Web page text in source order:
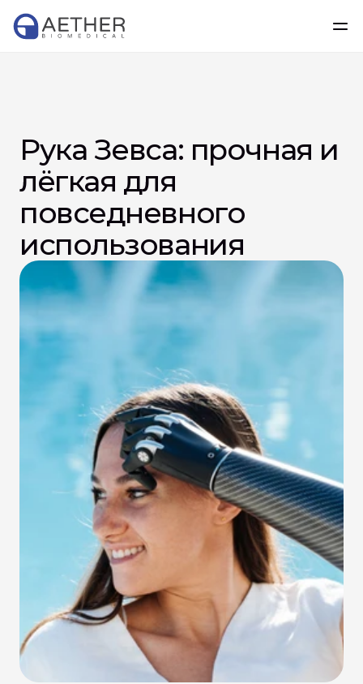
Рука Зевса: прочная и
лёгкая для
повседневного
использования